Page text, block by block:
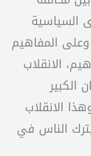
السياسية
المفاهيم
الانقلاب
الكبير
الانقلاب
الناس في